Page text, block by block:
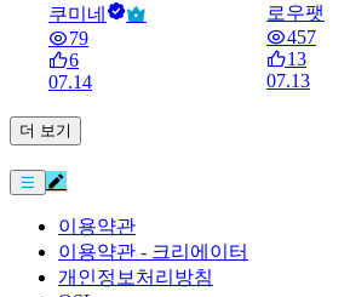
쿠미네
79
6
07.14
로우팻
457
13
07.13
더 보기
이용약관
이용약관 - 크리에이터
개인정보처리방침